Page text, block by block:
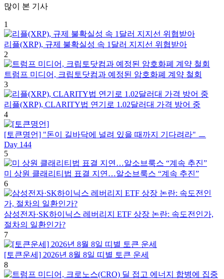
많이 본 기사
1
리플(XRP), 규제 불확실성 속 1달러 지지선 위협받아
2
트럼프 미디어, 크립토닷컴과 예정된 암호화폐 계약 철회
3
리플(XRP), CLARITY법 연기로 1.02달러대 가격 방어 중
4
[토큰명언] "돈이 길바닥에 널려 있을 때까지 기다려라" ㅡ
Day 144
5
미 상원 클래리티법 표결 지연…알소브룩스 “계속 추진”
6
삼성전자·SK하이닉스 레버리지 ETF 상장 논란: 속도전인가,
절차의 일환인가?
7
[토큰운세] 2026년 8월 8일 띠별 토큰 운세
8